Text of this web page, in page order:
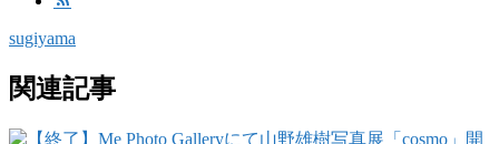
sugiyama
関連記事